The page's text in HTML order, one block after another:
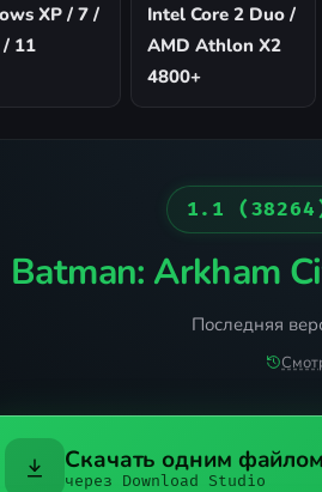
XP / 7 /
11
Intel Core 2 Duo /
AMD Athlon X2
4800+
1.1 (38264)
Batman: Arkham
Последняя
Скачать одним файлом
через Download Studio